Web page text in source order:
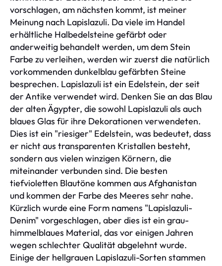
vorschlagen, am nächsten kommt, ist meiner
Meinung nach Lapislazuli. Da viele im Handel
erhältliche Halbedelsteine gefärbt oder
anderweitig behandelt werden, um dem Stein
Farbe zu verleihen, werden wir zuerst die natürlich
vorkommenden dunkelblau gefärbten Steine
besprechen. Lapislazuli ist ein Edelstein, der seit
der Antike verwendet wird. Denken Sie an das Blau
der alten Ägypter, die sowohl Lapislazuli als auch
blaues Glas für ihre Dekorationen verwendeten.
Dies ist ein "riesiger" Edelstein, was bedeutet, dass
er nicht aus transparenten Kristallen besteht,
sondern aus vielen winzigen Körnern, die
miteinander verbunden sind. Die besten
tiefvioletten Blautöne kommen aus Afghanistan
und kommen der Farbe des Meeres sehr nahe.
Kürzlich wurde eine Form namens "Lapislazuli-
Denim" vorgeschlagen, aber dies ist ein grau-
himmelblaues Material, das vor einigen Jahren
wegen schlechter Qualität abgelehnt wurde.
Einige der hellgrauen Lapislazuli-Sorten stammen